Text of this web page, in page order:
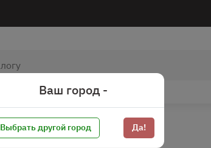
Ваш город -
Выбрать другой город Да!